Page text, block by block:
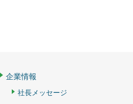
企業情報
社長メッセージ